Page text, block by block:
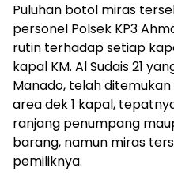
Puluhan botol miras
personel Polsek KP3
rutin terhadap setiap
kapal KM. Al Sudais 21
Manado, telah
area dek 1 kapal,
ranjang penumpang
barang, namun miras
pemiliknya.